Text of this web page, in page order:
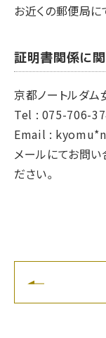
お近くの郵便局に
証明書関係に
京都ノートルダ
Tel : 075-706-
Email :
メールにてお問
ださい。